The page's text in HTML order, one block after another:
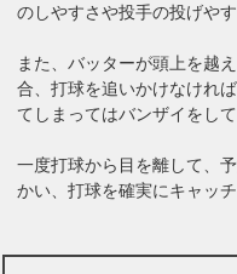
のしやすさや投手の投げや
また、バッターが頭上を越
合、打球を追いかけなけれ
てしまってはバンザイをし
一度打球から目を離して、
かい、打球を確実にキャッチ